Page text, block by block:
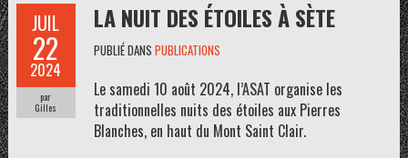
JUIL
22
2024
par
Gilles
LA NUIT DES ÉTOILES À SÈTE
PUBLIÉ DANS PUBLICATIONS
Le samedi 10 août 2024, l’ASAT organise les
traditionnelles nuits des étoiles aux Pierres
Blanches, en haut du Mont Saint Clair.